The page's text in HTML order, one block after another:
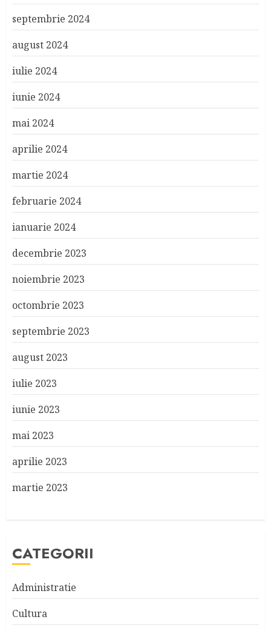
septembrie 2024
august 2024
iulie 2024
iunie 2024
mai 2024
aprilie 2024
martie 2024
februarie 2024
ianuarie 2024
decembrie 2023
noiembrie 2023
octombrie 2023
septembrie 2023
august 2023
iulie 2023
iunie 2023
mai 2023
aprilie 2023
martie 2023
CATEGORII
Administratie
Cultura